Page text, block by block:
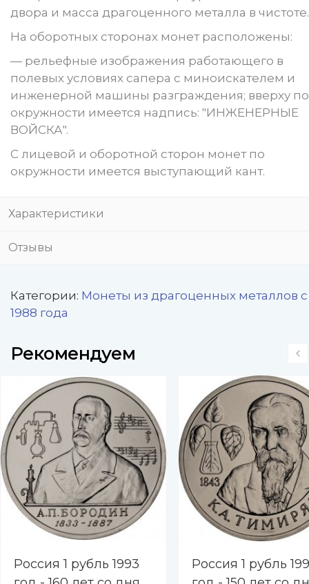
двора и масса драгоценного металла в чистоте.
На оборотных сторонах монет расположены:
— рельефные изображения работающего в
полевых условиях сапера с миноискателем и
инженерной машины разграждения; вверху по
окружности имеется надпись: "ИНЖЕНЕРНЫЕ
ВОЙСКА".
С лицевой и оборотной сторон монет по
окружности имеется выступающий кант.
Характеристики
Отзывы
Категории: Монеты из драгоценных металлов с
1988 года
Рекомендуем
Россия 1 рубль 1993
Россия 1 рубль